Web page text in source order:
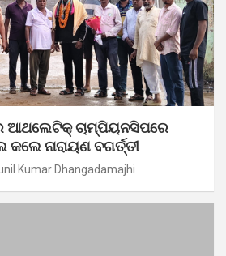
ଆଥଲେଟିକ୍ ଚାମ୍ପିୟନସିପରେ
କଲେ ନାରାୟଣ ବଗର୍ତ୍ତୀ
Kumar Dhangadamajhi